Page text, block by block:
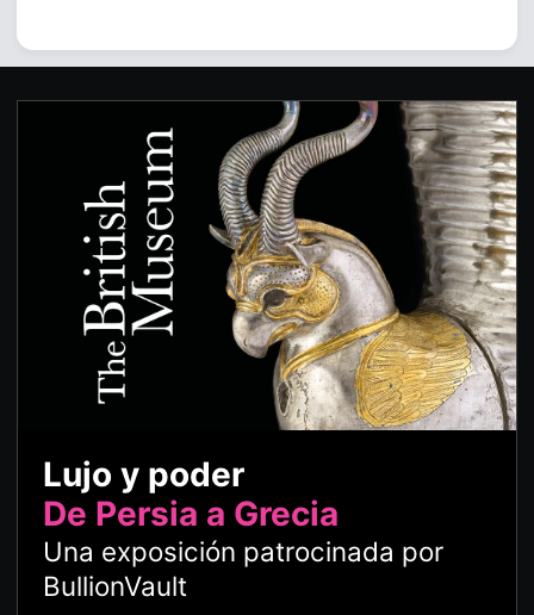
Lujo y poder
De Persia a Grecia
Una exposición patrocinada por
BullionVault